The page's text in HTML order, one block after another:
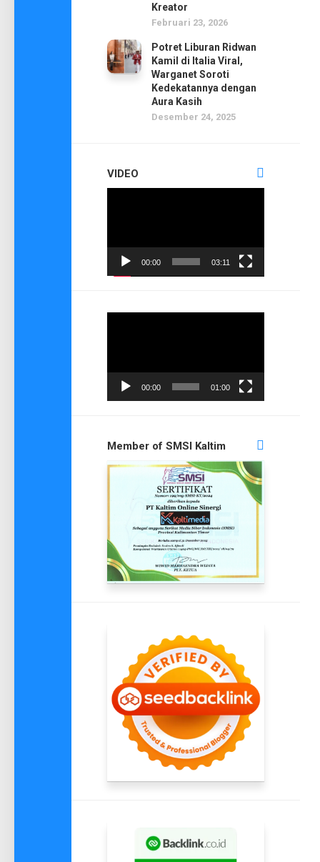
Kreator
Februari 23, 2026
Potret Liburan Ridwan
Kamil di Italia Viral,
Warganet Soroti
Kedekatannya dengan
Aura Kasih
Desember 24, 2025
VIDEO
00:00 03:11
00:00 01:00
Member of SMSI Kaltim